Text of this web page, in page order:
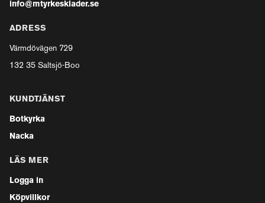
info@mtyrkesklader.se
ADRESS
Värmdövägen 729
132 35 Saltsjö-Boo
KUNDTJÄNST
Botkyrka
Nacka
LÄS MER
Logga in
Köpvillkor